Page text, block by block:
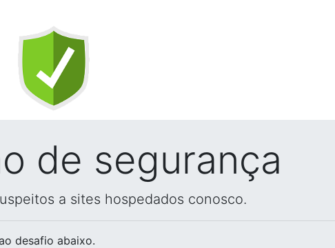
de segurança
a sites hospedados conosco.
desafio abaixo.